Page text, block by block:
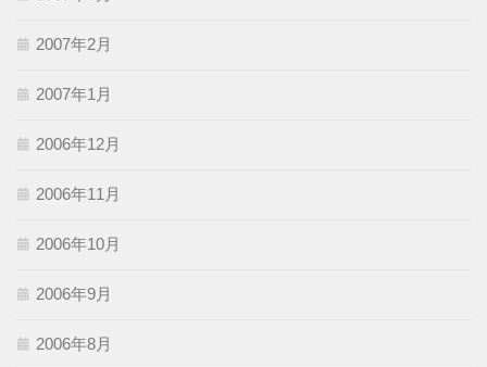
2007年2月
2007年1月
2006年12月
2006年11月
2006年10月
2006年9月
2006年8月